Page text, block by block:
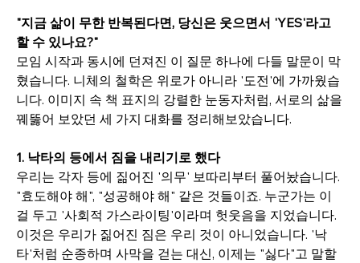
"지금 삶이 무한 반복된다면, 당신은 웃으면서 'YES'라고
할 수 있나요?"
모임 시작과 동시에 던져진 이 질문 하나에 다들 말문이 막
혔습니다. 니체의 철학은 위로가 아니라 '도전'에 가까웠습
니다. 이미지 속 책 표지의 강렬한 눈동자처럼, 서로의 삶을
꿰뚫어 보았던 세 가지 대화를 정리해보았습니다.
1. 낙타의 등에서 짐을 내리기로 했다
우리는 각자 등에 짊어진 '의무' 보따리부터 풀어놨습니다.
"효도해야 해", "성공해야 해" 같은 것들이죠. 누군가는 이
걸 두고 '사회적 가스라이팅'이라며 헛웃음을 지었습니다.
이것은 우리가 짊어진 짐은 우리 것이 아니었습니다. '낙
타'처럼 순종하며 사막을 걷는 대신, 이제는 "싫다"고 말할